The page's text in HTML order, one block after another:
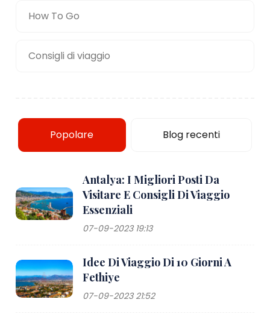
How To Go
Consigli di viaggio
Popolare Blog recenti
Antalya: I Migliori Posti Da
Visitare E Consigli Di Viaggio
Essenziali
07-09-2023 19:13
Idee Di Viaggio Di 10 Giorni A
Fethiye
07-09-2023 21:52